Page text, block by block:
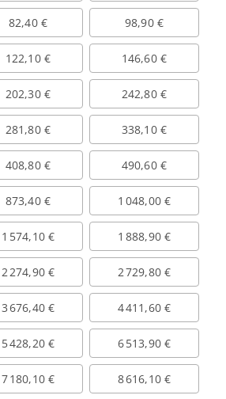
82,40 € 98,90 €
122,10 € 146,60 €
202,30 € 242,80 €
281,80 € 338,10 €
408,80 € 490,60 €
873,40 € 1 048,00 €
1 574,10 € 1 888,90 €
2 274,90 € 2 729,80 €
3 676,40 € 4 411,60 €
5 428,20 € 6 513,90 €
7 180,10 €
8 616,10 €